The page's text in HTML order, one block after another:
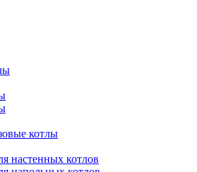
котлы
настенных котлов